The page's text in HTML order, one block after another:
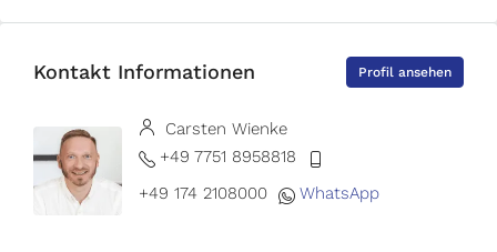
Kontakt Informationen Profil ansehen
Carsten Wienke
+49 7751 8958818
+49 174 2108000
WhatsApp